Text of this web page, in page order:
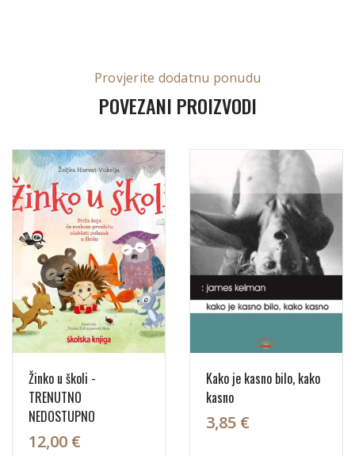
Provjerite dodatnu ponudu
POVEZANI PROIZVODI
Žinko u školi -
TRENUTNO
NEDOSTUPNO
12,00 €
Kako je kasno bilo, kako
kasno
3,85 €